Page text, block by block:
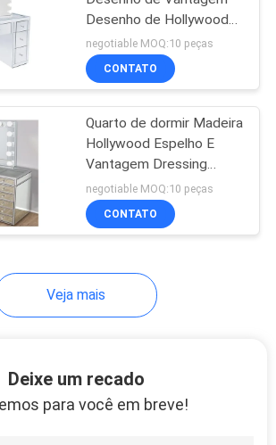
de cozinha
do
Desenho de Hollywood
Espelho MDF
negotiable MOQ:10 peças
CONTATO
Quarto de dormir Madeira
Hollywood Espelho E
Vantagem Dressing
Table Com Luzes
negotiable MOQ:10 peças
CONTATO
Veja mais
Deixe um recado
para você em breve!